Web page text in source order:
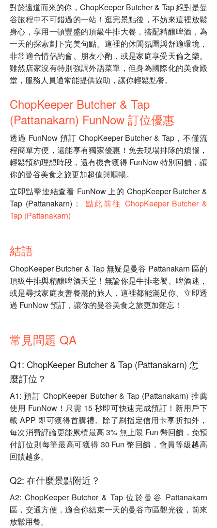
對於遠道而來的你，ChopKeeper Butcher & Tap 絕對是曼
谷旅程中不可錯過的一站！逛完景點後，不妨來這裡放鬆
身心，享用一頓豐盛的頂級牛排大餐，搭配精釀啤酒，為
一天的探索劃下完美句點。這裡的休閒氛圍與舒適環境，
非常適合情侶約會、朋友小酌，或是家庭享受天倫之樂。
雖然店家沒有特別強調外語菜單，但身為國際化的美食殿
堂，服務人員通常能提供協助，讓你輕鬆點餐。
ChopKeeper Butcher & Tap
(Pattanakarn) FunNow 訂位優惠
透過 FunNow 預訂 ChopKeeper Butcher & Tap，不僅流
程簡單方便，還能享有獨家優惠！免去現場排隊的煩惱，
輕鬆預約理想時段，還有機會獲得 FunNow 特別回饋，讓
你的曼谷美食之旅更加超值與順暢。
立即點擊連結查看 FunNow 上的 ChopKeeper Butcher &
Tap (Pattanakarn)： 點此前往 ChopKeeper Butcher &
Tap (Pattanakarn)
結語
ChopKeeper Butcher & Tap 無疑是曼谷 Pattanakarn 區的
頂級牛排與精釀啤酒天堂！無論你是牛排老饕、啤酒迷，
或是尋找家庭友善餐廳的旅人，這裡都能滿足你。立即透
過 FunNow 預訂，讓你的曼谷美食之旅更加難忘！
常見問題 QA
Q1: ChopKeeper Butcher & Tap (Pattanakarn) 怎
麼訂位？
A1: 預訂 ChopKeeper Butcher & Tap (Pattanakarn) 推薦
使用 FunNow！只需 15 秒即可快速完成預訂！新用戶下
載 APP 即可獲得首購禮。除了刷指定信用卡享折扣外，
每次消費評論更能累積最高 3% 無上限 Fun 幣回饋，免預
付訂位則每筆最高可獲得 30 Fun 幣回饋，會員等級越高
回饋越多。
Q2: 在什麼景點附近？
A2: ChopKeeper Butcher & Tap 位於曼谷 Pattanakarn
區，交通方便，適合你結束一天的曼谷市區觀光後，前來
放鬆用餐。